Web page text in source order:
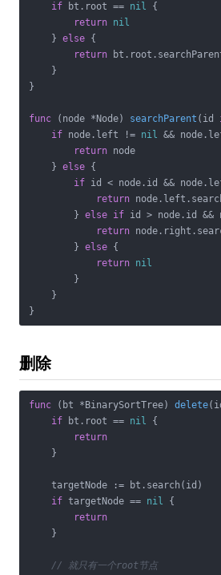
if bt.root == nil {
return nil
    }
else {
return
    }
}
func (node *Node) searchParent (id
if node.left != nil &&
return node
    }
else {
if id < node.id &&
return
        }
else if id > node.id &&
return
        }
else {
return nil
        }
    }
}
删除
func (bt *BinarySortTree) delete
if bt.root == nil {
return
    }
    targetNode := bt.search(id)
if targetNode == nil {
return
    }
// 就只有一个root节点